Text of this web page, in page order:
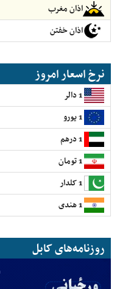
اذان مغرب
اذان خفتن
نرخ اسعار امروز
روزنامه‌های کابل